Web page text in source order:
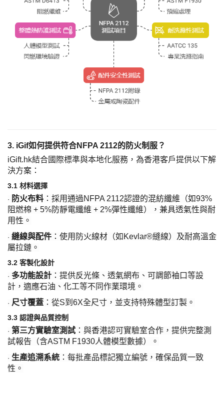
3. iGif如何提供符合NFPA 2112的防火制服？
iGift.hk結合國際標準與本地化服務，為香港客戶提供以下解
決方案：
3.1 材料選擇
· 防火布料 ：採用通過NFPA 2112認證的混紡纖維（如93%
阻燃棉 + 5%防靜電纖維 + 2%彈性纖維），兼具透氣性與耐
用性。
· 縫線與配件 ：使用防火線材（如 Kevlar®縫線）及耐高溫金
屬拉鏈。
3.2 客製化設計
· 多功能設計 ：提供反光條、透氣網布、可調節袖口等設
計，適應石油、化工等不同作業環境。
· 尺寸覆蓋 ：從S到6X全尺寸，並支持特殊體型訂製。
3.3 認證與品質控制
· 第三方實驗室測試 ：與香港認可實驗室合作，提供完整測
試報告（含ASTM F1930人體模型數據）。
· 生產追溯系統 ：每批產品標記獨立編號，確保品質一致
性。